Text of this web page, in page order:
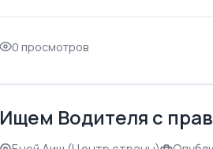
0 просмотров
Ищем Водителя с